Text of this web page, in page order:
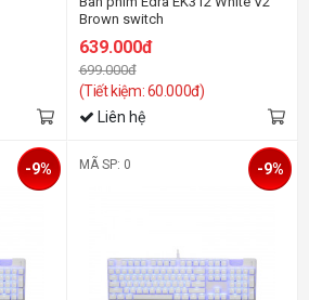
Brown switch
639.000đ
699.000đ
(Tiết kiệm: 60.000đ)
Liên hệ
-9% MÃ SP: 0 -9%